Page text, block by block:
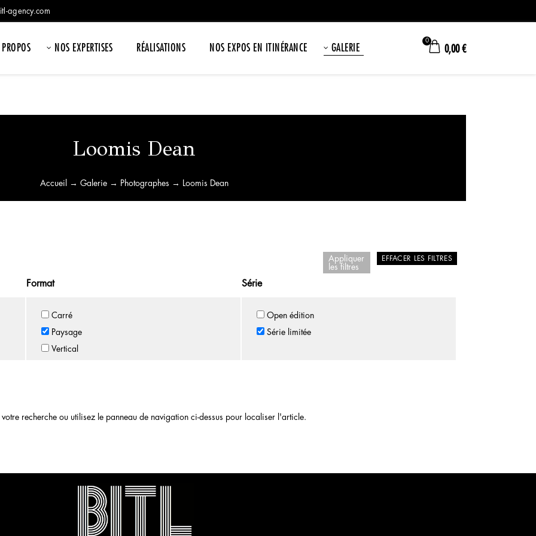
agency.com
NOS EXPERTISES RÉALISATIONS NOS EXPOS EN ITINÉRANCE GALERIE
0
0,00€
Loomis Dean
Accueil → Galerie→ Photographes → Loomis Dean
EFFACER LES FILTRES
Format
Carré
Paysage
Vertical
Série
Open édition
Série limitée
Appliquer
les filtres
recherche ou utilisez le panneau de navigation ci-dessus pour localiser l'article.